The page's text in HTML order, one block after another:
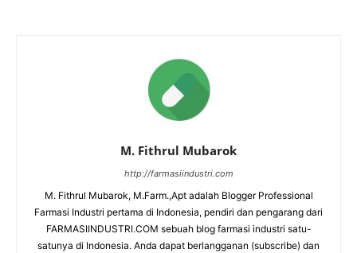
M. Fithrul Mubarok
http://farmasiindustri.com
M. Fithrul Mubarok, M.Farm.,Apt adalah Blogger Professional
Farmasi Industri pertama di Indonesia, pendiri dan pengarang dari
FARMASIINDUSTRI.COM sebuah blog farmasi industri satu-
satunya di Indonesia. Anda dapat berlangganan (subscribe) dan